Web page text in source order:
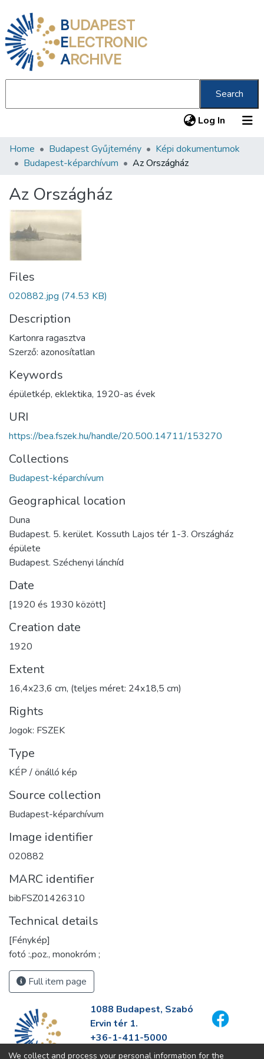
BUDAPEST
ELECTRONIC
ARCHIVE
Search
Log In (current)
Communities & Collections
Statistics
About us
Home Budapest Gyűjtemény
Képi dokumentumok
Budapest-képarchívum
Az Országház
Az Országház
Files
020882.jpg (74.53 KB)
Description
Kartonra ragasztva
Szerző: azonosítatlan
Keywords
épületkép, eklektika, 1920-as évek
URI
https://bea.fszek.hu/handle/20.500.14711/153270
Collections
Budapest-képarchívum
Geographical location
Duna
Budapest. 5. kerület. Kossuth Lajos tér 1-3. Országház
épülete
Budapest. Széchenyi lánchíd
Date
[1920 és 1930 között]
Creation date
1920
Extent
16,4x23,6 cm, (teljes méret: 24x18,5 cm)
Rights
Jogok: FSZEK
Type
KÉP / önálló kép
Source collection
Budapest-képarchívum
Image identifier
020882
MARC identifier
bibFSZ01426310
Technical details
[Fénykép]
fotó :,poz., monokróm ;
Full item page
1088 Budapest, Szabó
Ervin tér 1.
+36-1-411-5000
info@fszek.hu
We collect and process your personal information for the